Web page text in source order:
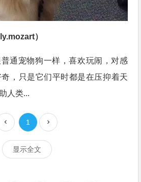
）
通宠物狗一样，喜欢玩闹，对感
，只是它们平时都是在压抑着天
人类...
1
显示全文